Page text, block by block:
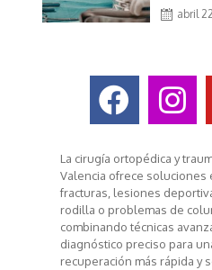
abril
La cirugía ortopédica y
Valencia ofrece soluciones
fracturas, lesiones
rodilla o problemas de
combinando técnicas
diagnóstico preciso para
recuperación más rápida y